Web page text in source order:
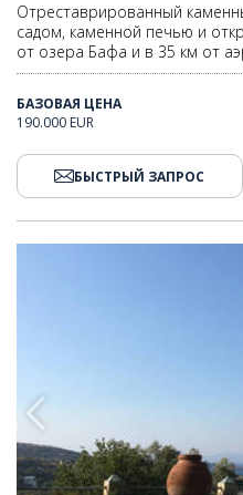
Отреставрированный
садом, каменной печью и
от озера Бафа и в 35 км от
БАЗОВАЯ ЦЕНА
190.000 EUR
БЫСТРЫЙ ЗАПРОС